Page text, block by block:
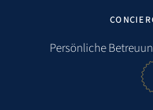
Persönliche